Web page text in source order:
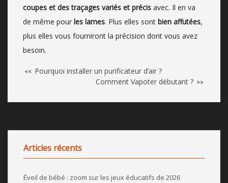
coupes et des traçages variés et précis avec. Il en va
de même pour les lames. Plus elles sont bien affutées,
plus elles vous fourniront la précision dont vous avez
besoin.
<< Pourquoi installer un purificateur d’air ?
Comment Vapoter débutant ? >>
Articles récents
Éveil de bébé : zoom sur les jeux éducatifs de 2026